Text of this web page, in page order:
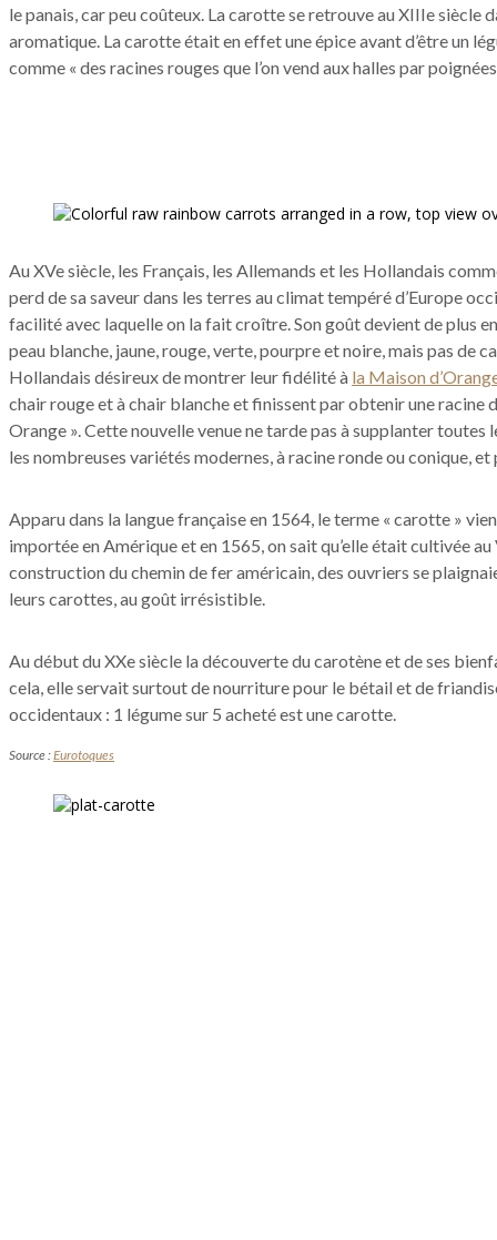
le panais, car peu coûteux. La carotte se retrouve au XIIIe siècle
aromatique. La carotte était en effet une épice avant d’être un
comme « des racines rouges que l’on vend aux halles par
Au XVe siècle, les Français, les Allemands et les Hollandais
perd de sa saveur dans les terres au climat tempéré d’Europe
facilité avec laquelle on la fait croître. Son goût devient de plus
peau blanche, jaune, rouge, verte, pourpre et noire, mais pas de
Hollandais désireux de montrer leur fidélité à la Maison
chair rouge et à chair blanche et finissent par obtenir une racine
Orange ». Cette nouvelle venue ne tarde pas à supplanter
les nombreuses variétés modernes, à racine ronde ou conique,
Apparu dans la langue française en 1564, le terme « carotte »
importée en Amérique et en 1565, on sait qu’elle était cultivée
construction du chemin de fer américain, des ouvriers se
leurs carottes, au goût irrésistible.
Au début du XXe siècle la découverte du carotène et de ses
cela, elle servait surtout de nourriture pour le bétail et de
occidentaux : 1 légume sur 5 acheté est une carotte.
Source :Eurotoques